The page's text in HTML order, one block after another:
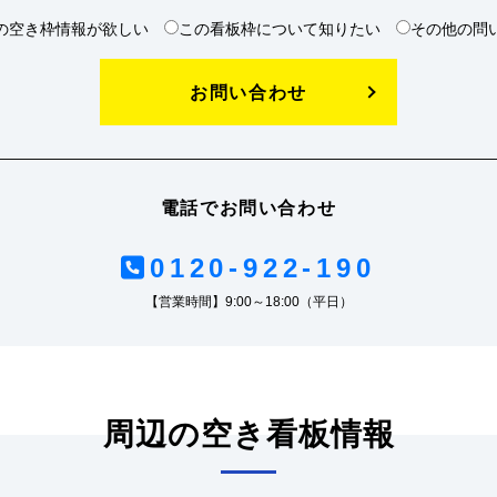
空き枠情報が欲しい この看板枠について知りたい その他の問
お問い合わせ
電話でお問い合わせ
0120-922-190
【営業時間】9:00～18:00（平日）
周辺の空き看板情報